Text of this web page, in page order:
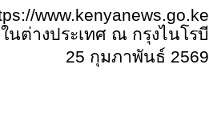
www.kenyanews.go.ke
นต่างประเทศ ณ กรุงไนโรบี
25 กุมภาพันธ์ 2569